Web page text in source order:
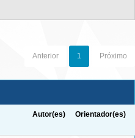
Anterior 1 Próximo
Autor(es) Orientador(es)